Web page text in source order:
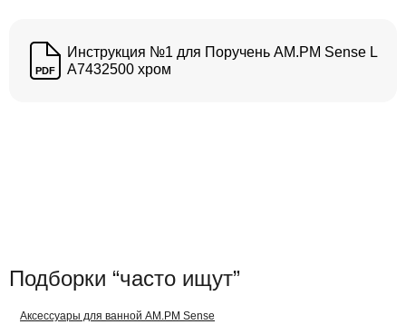
PDF
Инструкция №1 для Поручень AM.PM Sense L
A7432500 хром
Подборки “часто ищут”
Аксессуары для ванной AM.PM Sense